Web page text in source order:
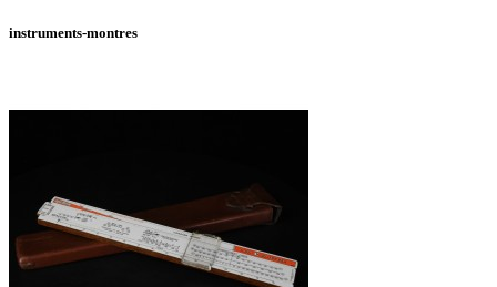
instruments-montres